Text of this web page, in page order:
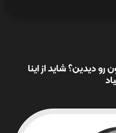
دیدین؟ شاید از اینا